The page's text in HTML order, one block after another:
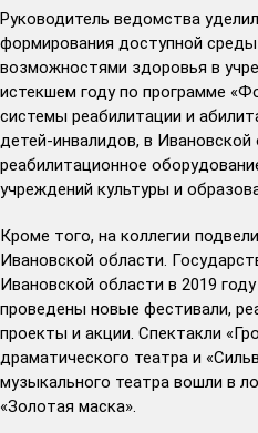
Руководитель ведомства
формирования доступной
возможностями здоровья в
истекшем году по программе
системы реабилитации и
детей-инвалидов, в Ивановской
реабилитационное
учреждений культуры и
Кроме того, на коллегии
Ивановской области.
Ивановской области в 2019
проведены новые фестивали,
проекты и акции. Спектакли
драматического театра и
музыкального театра вошли в
«Золотая маска».